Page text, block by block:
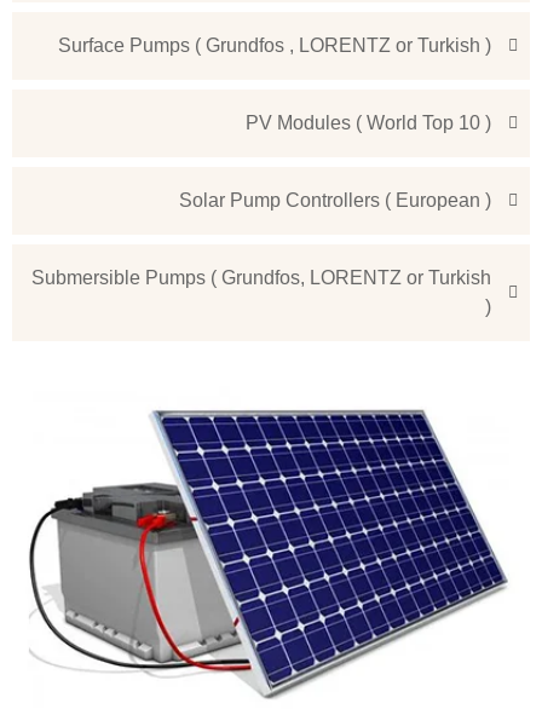
Surface Pumps ( Grundfos , LORENTZ or Turkish )
PV Modules ( World Top 10 )
Solar Pump Controllers ( European )
Submersible Pumps ( Grundfos, LORENTZ or Turkish
)